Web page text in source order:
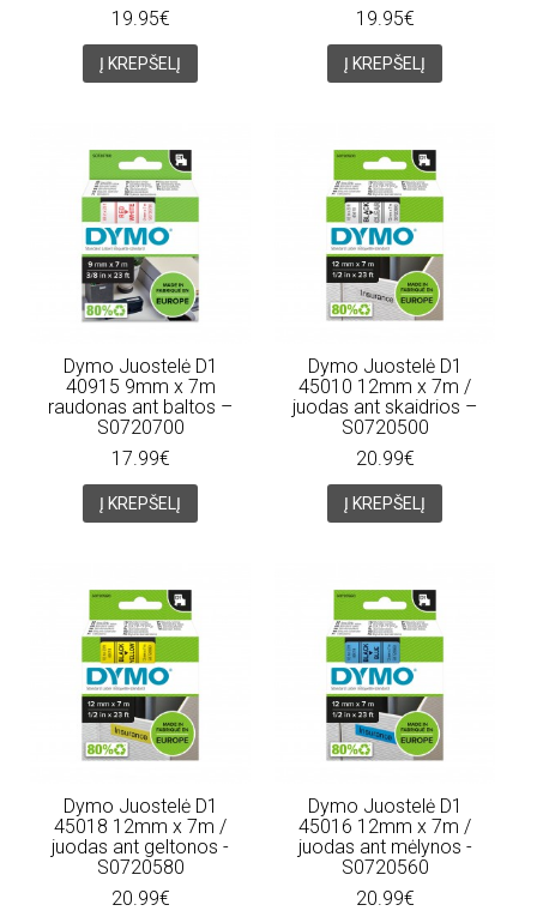
19.95€
Į KREPŠELĮ
19.95€
Į KREPŠELĮ
Dymo Juostelė D1
40915 9mm x 7m
raudonas ant baltos –
S0720700
17.99€
Į KREPŠELĮ
Dymo Juostelė D1
45010 12mm x 7m /
juodas ant skaidrios –
S0720500
20.99€
Į KREPŠELĮ
Dymo Juostelė D1
45018 12mm x 7m /
juodas ant geltonos -
S0720580
20.99€
Dymo Juostelė D1
45016 12mm x 7m /
juodas ant mėlynos -
S0720560
20.99€